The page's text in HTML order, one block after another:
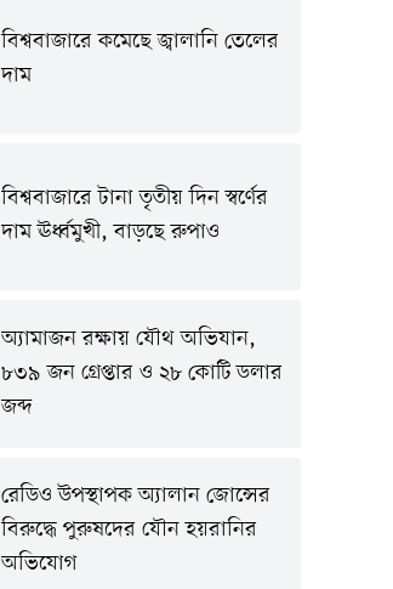
বিশ্ববাজারে কমেছে জ্বালানি তেলের
দাম
বিশ্ববাজারে টানা তৃতীয় দিন স্বর্ণের
দাম ঊর্ধ্বমুখী, বাড়ছে রুপাও
অ্যামাজন রক্ষায় যৌথ অভিযান,
৮৩৯ জন গ্রেপ্তার ও ২৮ কোটি ডলার
জব্দ
রেডিও উপস্থাপক অ্যালান জোন্সের
বিরুদ্ধে পুরুষদের যৌন হয়রানির
অভিযোগ